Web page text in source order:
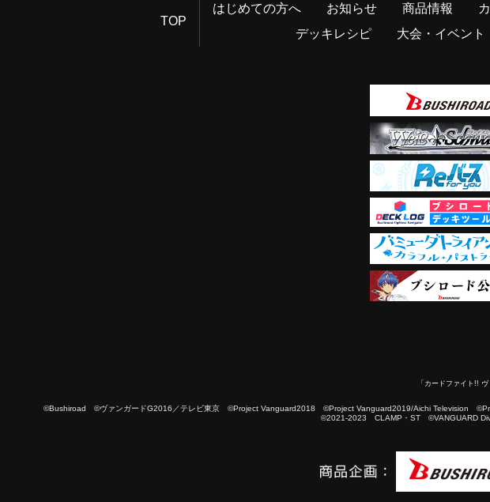
TOP
はじめての方へ お知らせ 商品情報
デッキレシピ
大会・イベント
「カードファイト!!
©Bushiroad ©ヴァンガードG2016／テレビ東京 ©Project Vanguard2018 ©Project Vanguard2019/Aichi Television
©2021-2023 CLAMP・ST ©VANGUARD